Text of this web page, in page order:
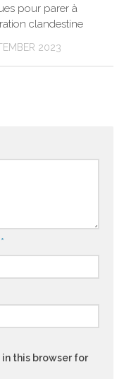
pour parer à
clandestine
2023
*
this browser for